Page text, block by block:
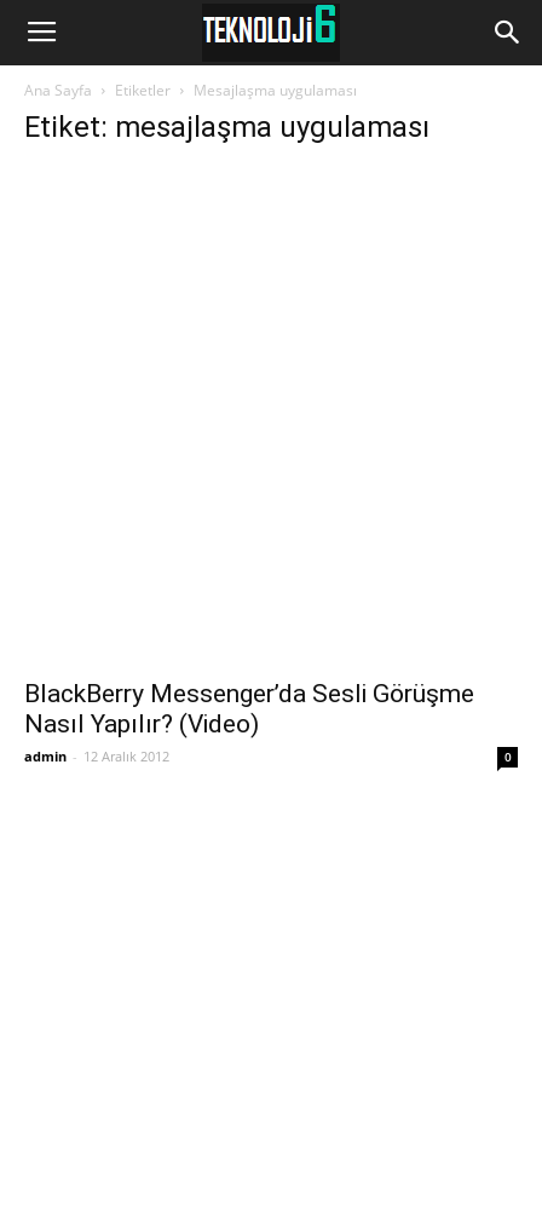
www.Teknoloji6.com
Ana Sayfa Etiketler Mesajlaşma uygulaması
Etiket: mesajlaşma uygulaması
BlackBerry Messenger’da Sesli Görüşme
Nasıl Yapılır? (Video)
admin - 12 Aralık 2012 0